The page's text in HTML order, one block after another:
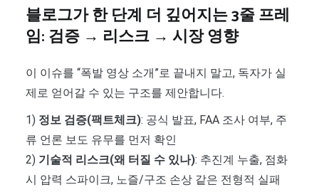
블로그가 한 단계 더 깊어지는 3줄 프레
임: 검증 → 리스크 → 시장 영향
이 이슈를 “폭발 영상 소개”로 끝내지 말고, 독자가 실
제로 얻어갈 수 있는 구조를 제안합니다.
1) 정보 검증(팩트체크): 공식 발표, FAA 조사 여부, 주
류 언론 보도 유무를 먼저 확인
2) 기술적 리스크(왜 터질 수 있나): 추진계 누출, 점화
시 압력 스파이크, 노즐/구조 손상 같은 전형적 실패